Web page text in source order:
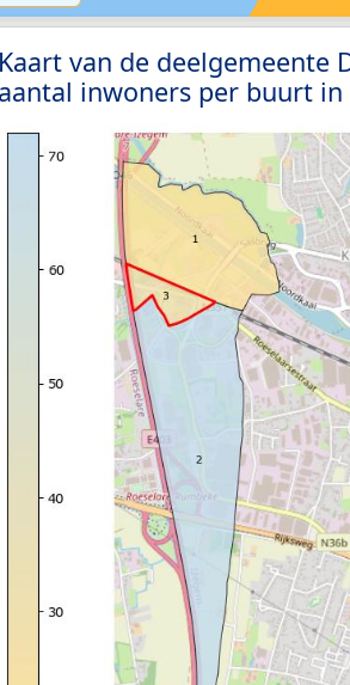
Kaart van de deelgemeente
aantal inwoners per buurt in